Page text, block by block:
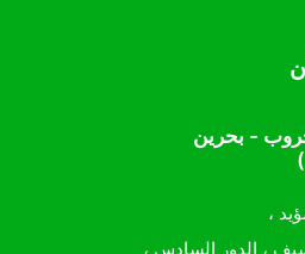
- بحرين
،
، الدور السادس ،